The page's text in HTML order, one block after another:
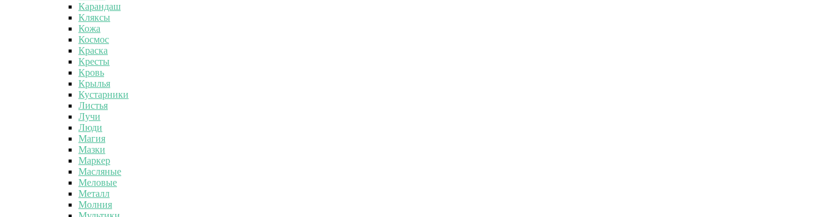
Карандаш
Кляксы
Кожа
Космос
Краска
Кресты
Кровь
Крылья
Кустарники
Листья
Лучи
Люди
Магия
Мазки
Маркер
Масляные
Меловые
Металл
Молния